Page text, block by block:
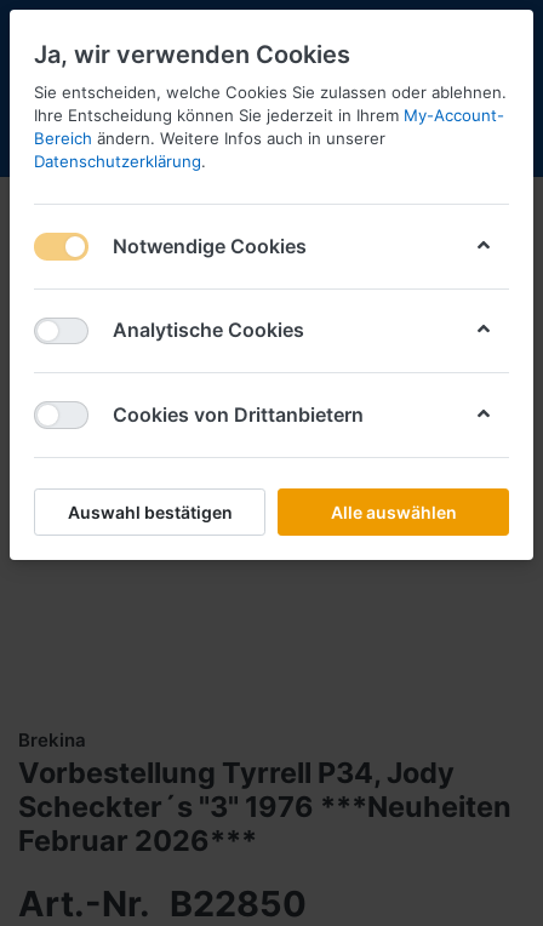
Menü Anmelden Shopaktualisierung
Brekina
Vorbestellung Tyrrell P34, Jody
Scheckter´s "3" 1976 ***Neuheiten
Februar 2026***
Art.-Nr. B22850
Ja, wir verwenden Cookies
Sie entscheiden, welche Cookies Sie zulassen oder ablehnen.
Ihre Entscheidung können Sie jederzeit in Ihrem My-Account-
Bereich ändern. Weitere Infos auch in unserer
Datenschutzerklärung.
Notwendige Cookies
Analytische Cookies
Cookies von Drittanbietern
Auswahl bestätigen Alle auswählen